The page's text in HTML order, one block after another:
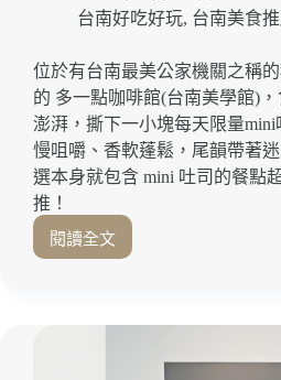
食
台
南
東
區
｜
成
食
台南好吃好玩, 台南美食
位於有台南最美公家機關之稱
的 多一點咖啡館(台南美學館)
澎湃，撕下一小塊每天限量mini
慢咀嚼、香軟蓬鬆，尾韻帶著
選本身就包含 mini 吐司的餐點
推！
閱讀全文
每